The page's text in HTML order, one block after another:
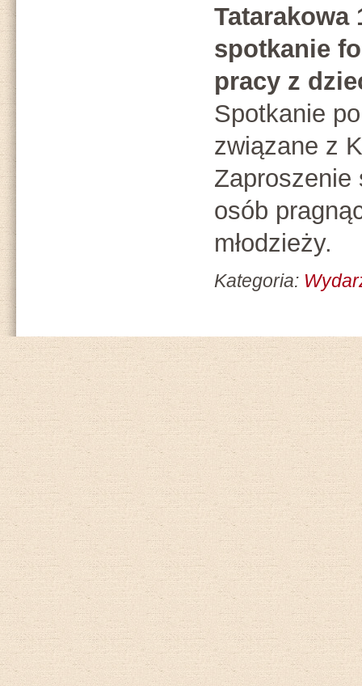
Tatarakowa
spotkanie
pracy z
Spotkanie
związane z
Zaproszenie
osób
młodzieży.
Kategoria: